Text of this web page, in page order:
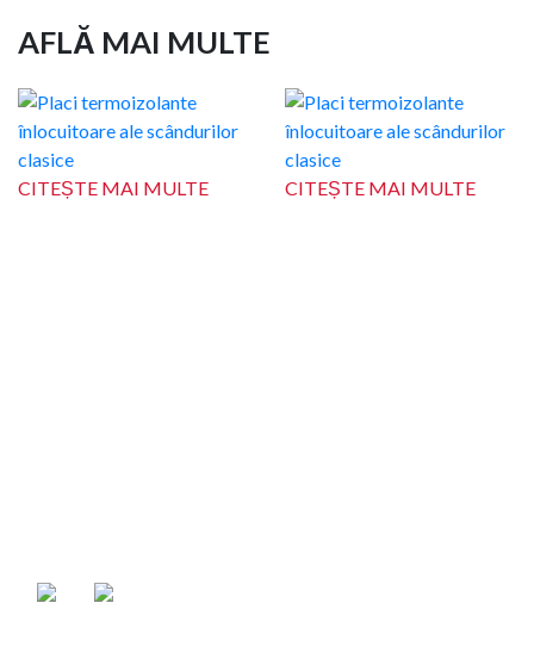
AFLĂ MAI MULTE
CITEȘTE MAI MULTE CITEȘTE MAI MULTE